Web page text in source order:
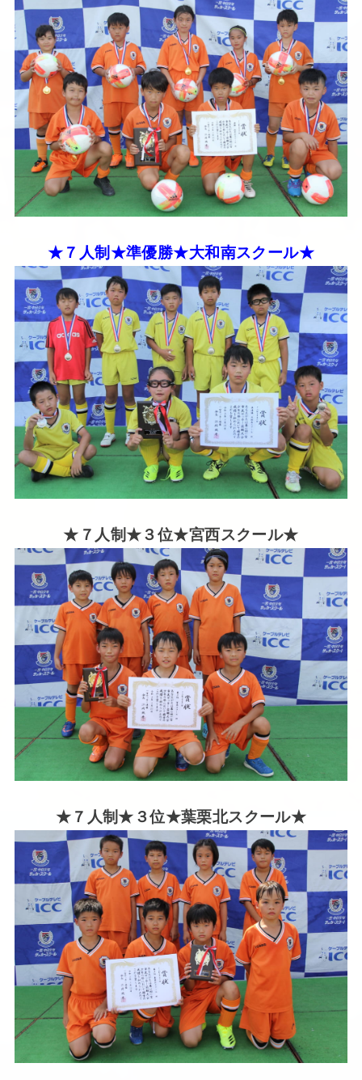
★７人制★準優勝★大和南スクール★
★７人制★３位★宮西スクール★
★７人制★３位★葉栗北スクール★